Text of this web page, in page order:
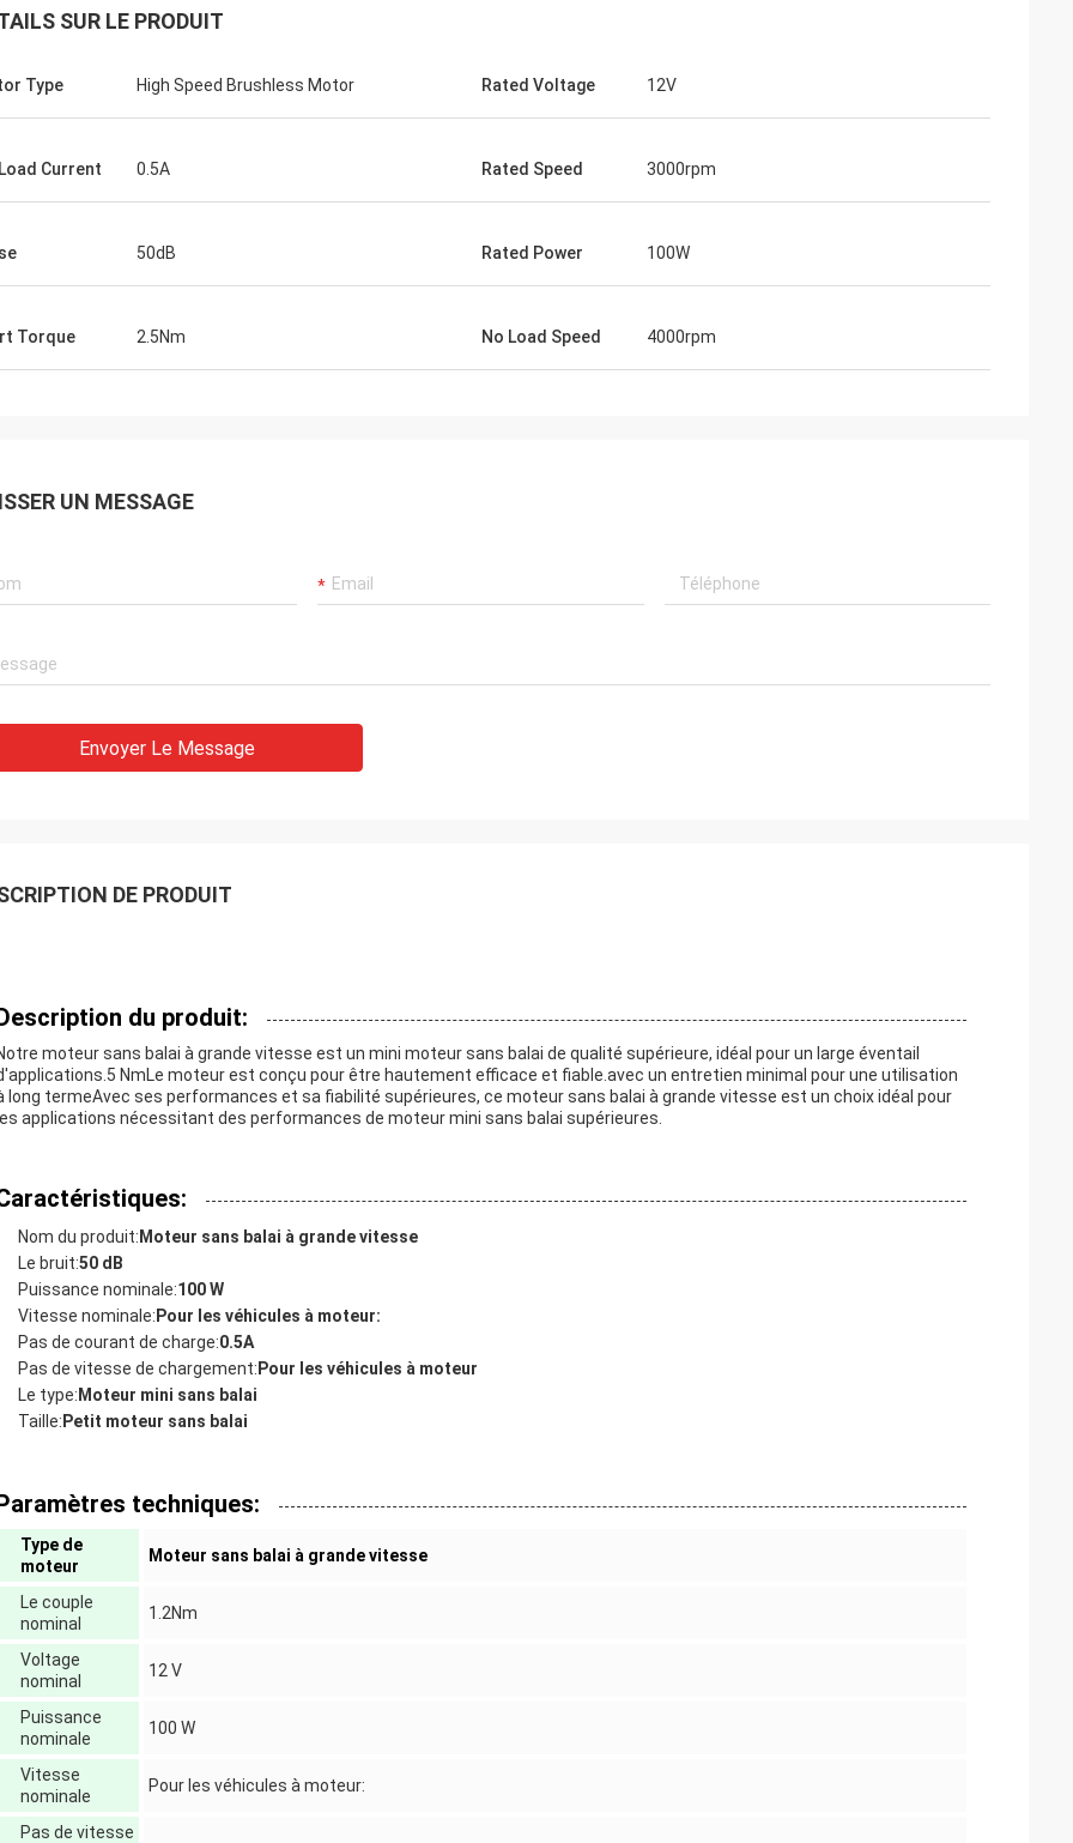
SUR LE PRODUIT
Type High Speed Brushless Motor Rated Voltage 12V
Current 0.5A Rated Speed 3000rpm
50dB Rated Power 100W
Torque 2.5Nm No Load Speed 4000rpm
UN MESSAGE
Envoyer Le Message
DE PRODUIT
du produit:
moteur sans balai à grande vitesse est un mini moteur sans balai de qualité supérieure, idéal pour un large éventail
NmLe moteur est conçu pour être hautement efficace et fiable.avec un entretien minimal pour une utilisation
long termeAvec ses performances et sa fiabilité supérieures, ce moteur sans balai à grande vitesse est un choix idéal pour
applications nécessitant des performances de moteur mini sans balai supérieures.
Nom du produit: Moteur sans balai à grande vitesse
Le bruit:50 dB
Puissance nominale:100 W
Vitesse nominale: Pour les véhicules à moteur:
Pas de courant de charge:0.5A
Pas de vitesse de chargement: Pour les véhicules à moteur
Le type: Moteur mini sans balai
Taille: Petit moteur sans balai
techniques:
Type de
moteur
Moteur sans balai à grande vitesse
Le couple
nominal
1.2Nm
Voltage
nominal
12 V
Puissance
nominale
100 W
Vitesse
nominale
Pour les véhicules à moteur:
Pas de vitesse